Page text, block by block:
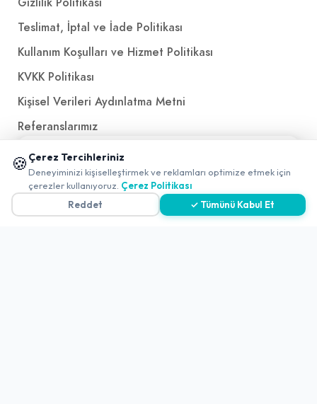
Teslimat, İptal ve İade Politikası
Kullanım Koşulları ve Hizmet Politikası
KVKK Politikası
Kişisel Verileri Aydınlatma Metni
Referanslarımız
İletişim
iletisim@yakalamac.com.tr
Dokuz Eylül Üniversitesi Teknoparkı Adatepe Mah.
🍪 Çerez Tercihleriniz
Deneyiminizi kişiselleştirmek ve reklamları optimize etmek için
çerezler kullanıyoruz. Çerez Politikası
Reddet
✓ Tümünü Kabul Et
📱 Mobil uygulamamızı keşfedin!
✖